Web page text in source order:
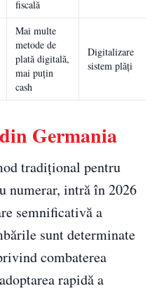
fiscală
Mai multe
metode de
plată digitală,
mai puțin
cash
Digitalizare
sistem plăți
Germania
tradițional pentru
numerar, intră în 2026
semnificativă a
sunt determinate
combaterea
rapidă a